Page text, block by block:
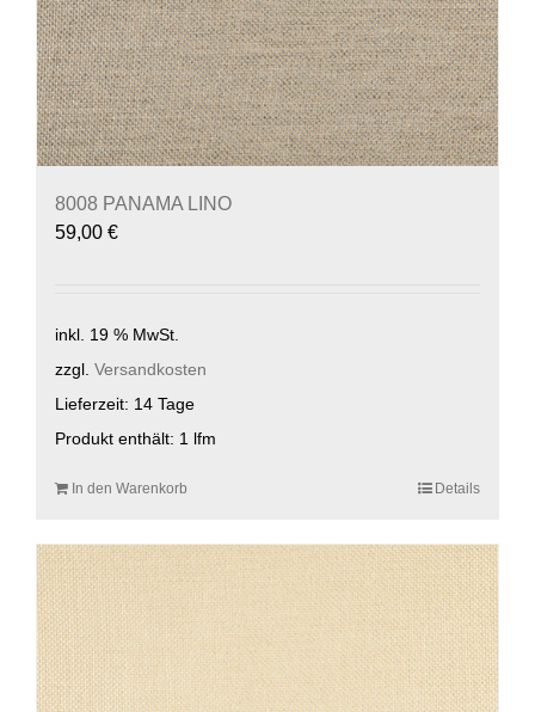
8008 PANAMA LINO
59,00 €
inkl. 19 % MwSt.
zzgl. Versandkosten
Lieferzeit: 14 Tage
Produkt enthält: 1 lfm
In den Warenkorb Details